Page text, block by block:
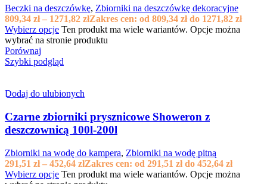
Beczki na deszczówkę, Zbiorniki na deszczówkę dekoracyjne
809,34 zł – 1271,82 złZakres cen: od 809,34 zł do 1271,82 zł
Wybierz opcje Ten produkt ma wiele wariantów. Opcje można
wybrać na stronie produktu
Porównaj
Szybki podgląd
Dodaj do ulubionych
Czarne zbiorniki prysznicowe Showeron z
deszczownicą 100l-200l
Zbiorniki na wodę do kampera, Zbiorniki na wodę pitną
291,51 zł – 452,64 złZakres cen: od 291,51 zł do 452,64 zł
Wybierz opcje Ten produkt ma wiele wariantów. Opcje można